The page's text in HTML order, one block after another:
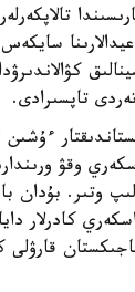
تاپسىرادى.
وقۋ
ءبولىپ وتىر.
كادرلار